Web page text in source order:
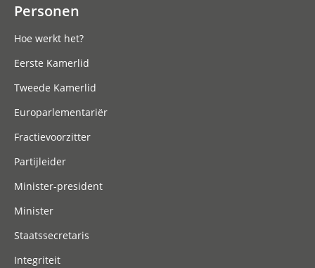
Personen
Hoe werkt het?
Eerste Kamerlid
Tweede Kamerlid
Europarlementariër
Fractievoorzitter
Partijleider
Minister-president
Minister
Staatssecretaris
Integriteit